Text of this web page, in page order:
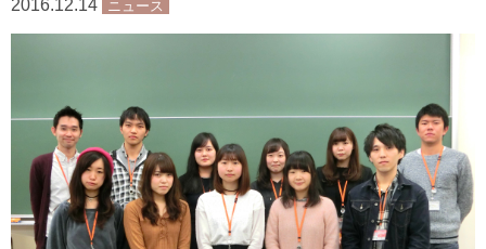
2016.12.14 ニュース